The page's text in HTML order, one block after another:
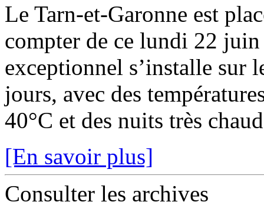
Le Tarn-et-Garonne est
compter de ce lundi 22
exceptionnel s’installe sur
jours, avec des
40°C et des nuits très
[En savoir plus]
Consulter les archives